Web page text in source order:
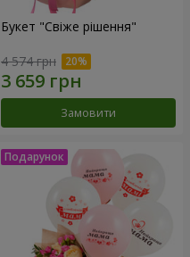
Букет "Свіже рішення"
4 574 грн
Замовити